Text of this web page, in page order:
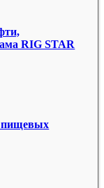
RIG STAR
пищевых